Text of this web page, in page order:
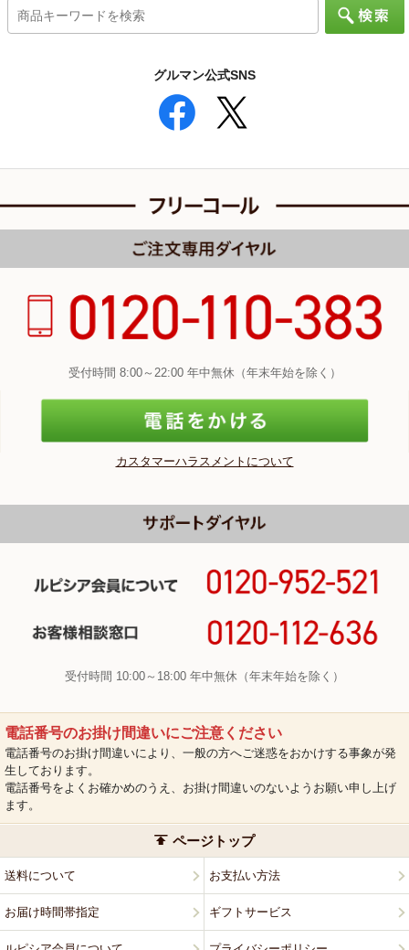
グルマン公式SNS
受付時間 8:00～22:00 年中無休（年末年始を除く）
カスタマーハラスメントについて
受付時間 10:00～18:00 年中無休（年末年始を除く）
電話番号のお掛け間違いにご注意ください
電話番号のお掛け間違いにより、一般の方へご迷惑をおかけする事象が発
生しております。
電話番号をよくお確かめのうえ、お掛け間違いのないようお願い申し上げ
ます。
ページトップ
送料について お支払い方法
お届け時間帯指定 ギフトサービス